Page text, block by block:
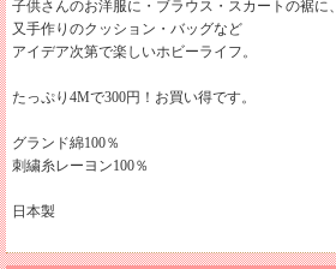
子供さんのお洋服に・ブラウス・スカートの裾に、
又手作りのクッション・バッグなど
アイデア次第で楽しいホビーライフ。
たっぷり4Mで300円！お買い得です。
グランド綿100％
刺繍糸レーヨン100％
日本製